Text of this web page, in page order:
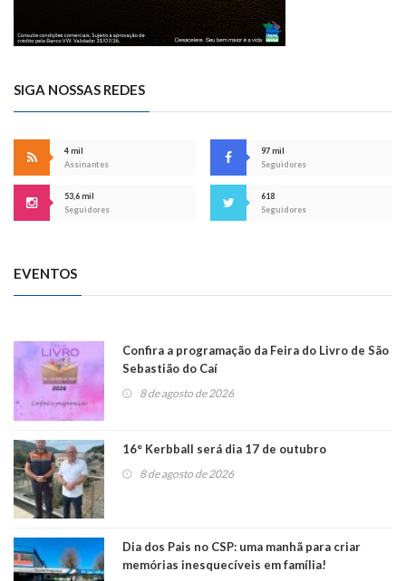
SIGA NOSSAS REDES
4 mil
Assinantes
97 mil
Seguidores
53,6 mil
Seguidores
618
Seguidores
EVENTOS
Confira a programação da Feira do Livro de São
Sebastião do Caí
8 de agosto de 2026
16° Kerbball será dia 17 de outubro
8 de agosto de 2026
Dia dos Pais no CSP: uma manhã para criar
memórias inesquecíveis em família!